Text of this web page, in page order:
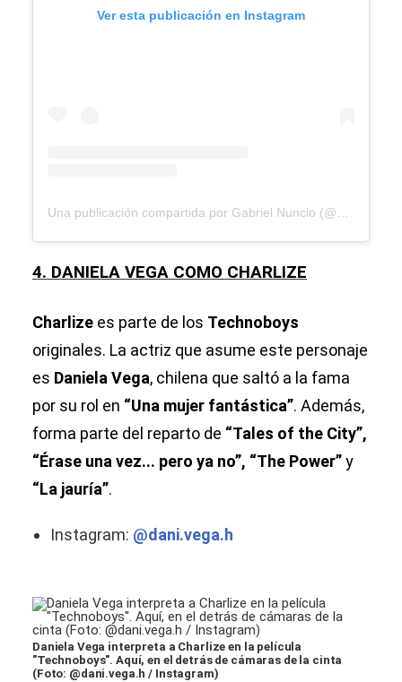
Ver esta publicación en Instagram
Una publicación compartida por Gabriel Nuncio (@gabrielnuncio)
4. DANIELA VEGA COMO CHARLIZE
Charlize es parte de los Technoboys
originales. La actriz que asume este personaje
es Daniela Vega, chilena que saltó a la fama
por su rol en “Una mujer fantástica”. Además,
forma parte del reparto de “Tales of the City”,
“Érase una vez... pero ya no”, “The Power”y
“La jauría”.
Instagram: @dani.vega.h
Daniela Vega interpreta a Charlize en la película
"Technoboys". Aquí, en el detrás de cámaras de la cinta
(Foto: @dani.vega.h / Instagram)